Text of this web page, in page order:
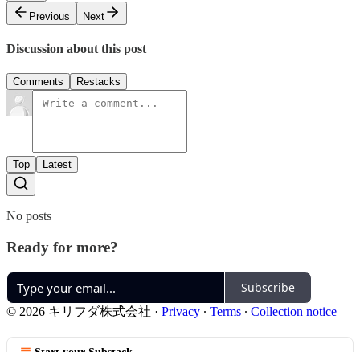
Previous
Next
Discussion about this post
Comments Restacks
Top Latest
No posts
Ready for more?
Subscribe
© 2026 キリフダ株式会社 · Privacy ∙ Terms ∙ Collection notice